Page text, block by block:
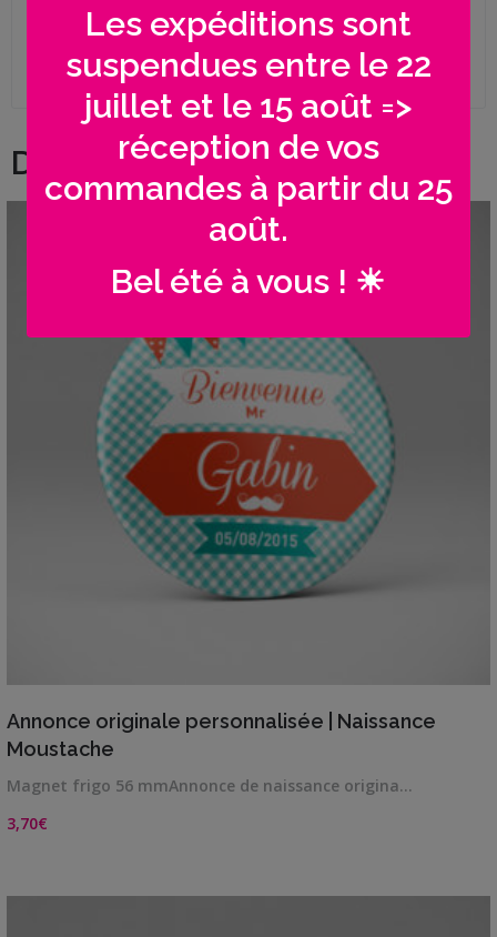
produits
Dans le même genre...
Annonce originale personnalisée | Naissance
Moustache
Magnet frigo 56 mmAnnonce de naissance origina…
3,70€
Les expéditions sont
suspendues entre le 22
juillet et le 15 août =>
réception de vos
commandes à partir du 25
août.
Bel été à vous ! ☀